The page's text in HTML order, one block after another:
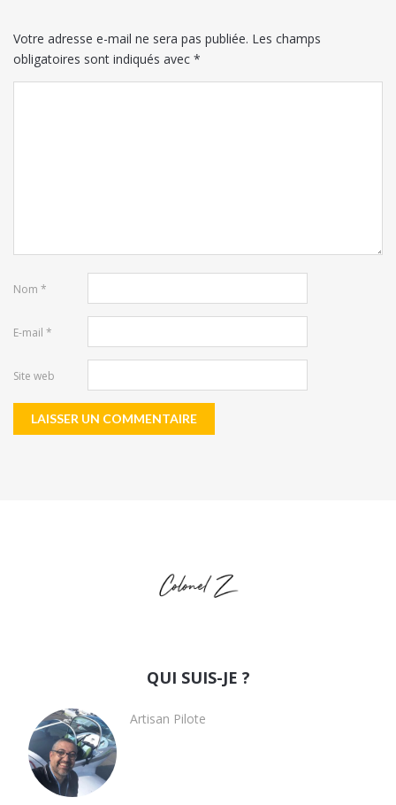
Votre adresse e-mail ne sera pas publiée. Les champs
obligatoires sont indiqués avec *
Nom *
E-mail *
Site web
QUI SUIS-JE ?
Artisan Pilote